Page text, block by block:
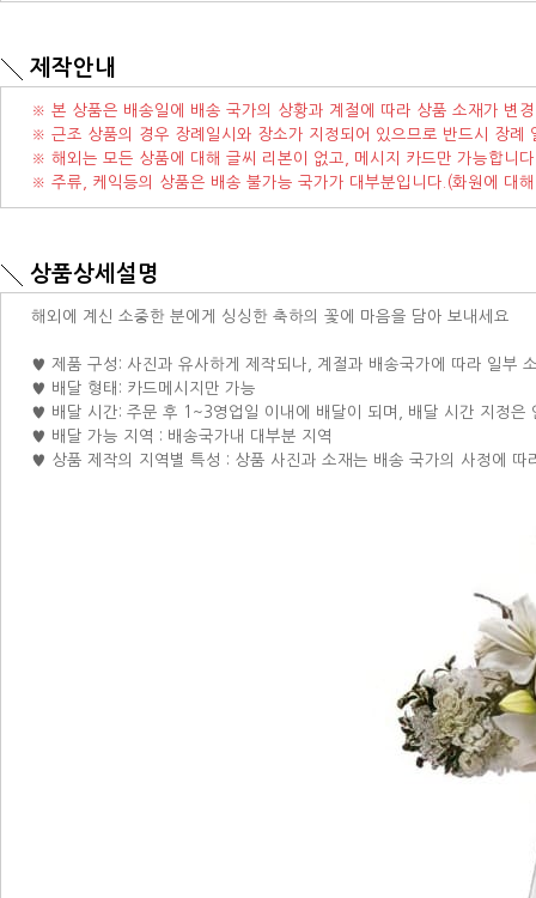
제작안내
※ 본 상품은 배송일에 배송 국가의 상황과 계절에 따라 상품 소재가 변
※ 근조 상품의 경우 장례일시와 장소가 지정되어 있으므로 반드시 장례
※ 해외는 모든 상품에 대해 글씨 리본이 없고, 메시지 카드만 가능합니
※ 주류, 케익등의 상품은 배송 불가능 국가가 대부분입니다.(화원에 대
상품상세설명
해외에 계신 소중한 분에게 싱싱한 축하의 꽃에 마음을 담아 보내세요
♥ 제품 구성: 사진과 유사하게 제작되나, 계절과 배송국가에 따라 일부
♥ 배달 형태: 카드메시지만 가능
♥ 배달 시간: 주문 후 1~3영업일 이내에 배달이 되며, 배달 시간 지정은
♥ 배달 가능 지역 : 배송국가내 대부분 지역
♥ 상품 제작의 지역별 특성 : 상품 사진과 소재는 배송 국가의 사정에 따